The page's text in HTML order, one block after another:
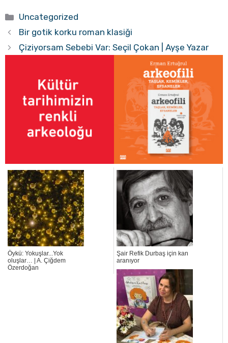
Kategoriler
Uncategorized
Bir gotik korku roman klasiği
Çiziyorsam Sebebi Var: Seçil Çokan | Ayşe Yazar
Öykü: Yokuşlar...Yok
oluşlar… | A. Çiğdem
Özerdoğan
Şair Refik Durbaş için kan
aranıyor